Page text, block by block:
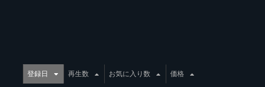
登録日 再生数 お気に入り数 価格